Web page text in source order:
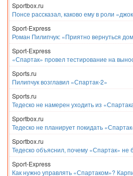
Sportbox.ru
Понсе рассказал, каково ему в роли
Sport-Express
Роман Пилипчук: «Приятно вернуться
Sport-Express
«Спартак» провел тестирование на
Sports.ru
Пилипчук возглавил «Спартак-2»
Sports.ru
Тедеско не намерен уходить из
Sportbox.ru
Тедеско не планирует покидать
Sportbox.ru
Тедеско объяснил, почему «Спартак» не
Sport-Express
Как нужно управлять «Спартаком»?